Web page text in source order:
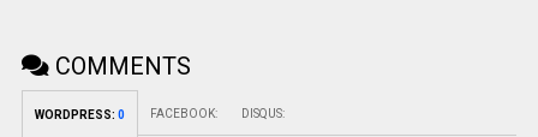
COMMENTS
WORDPRESS: 0 FACEBOOK: DISQUS: